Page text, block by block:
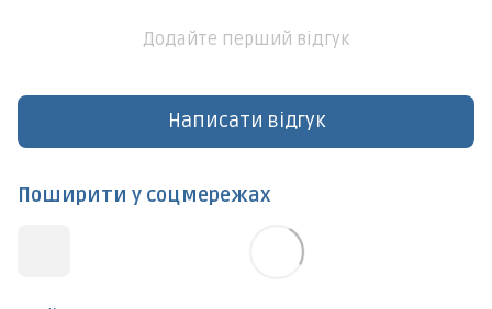
Додайте перший відгук
Написати відгук
Поширити у соцмережах